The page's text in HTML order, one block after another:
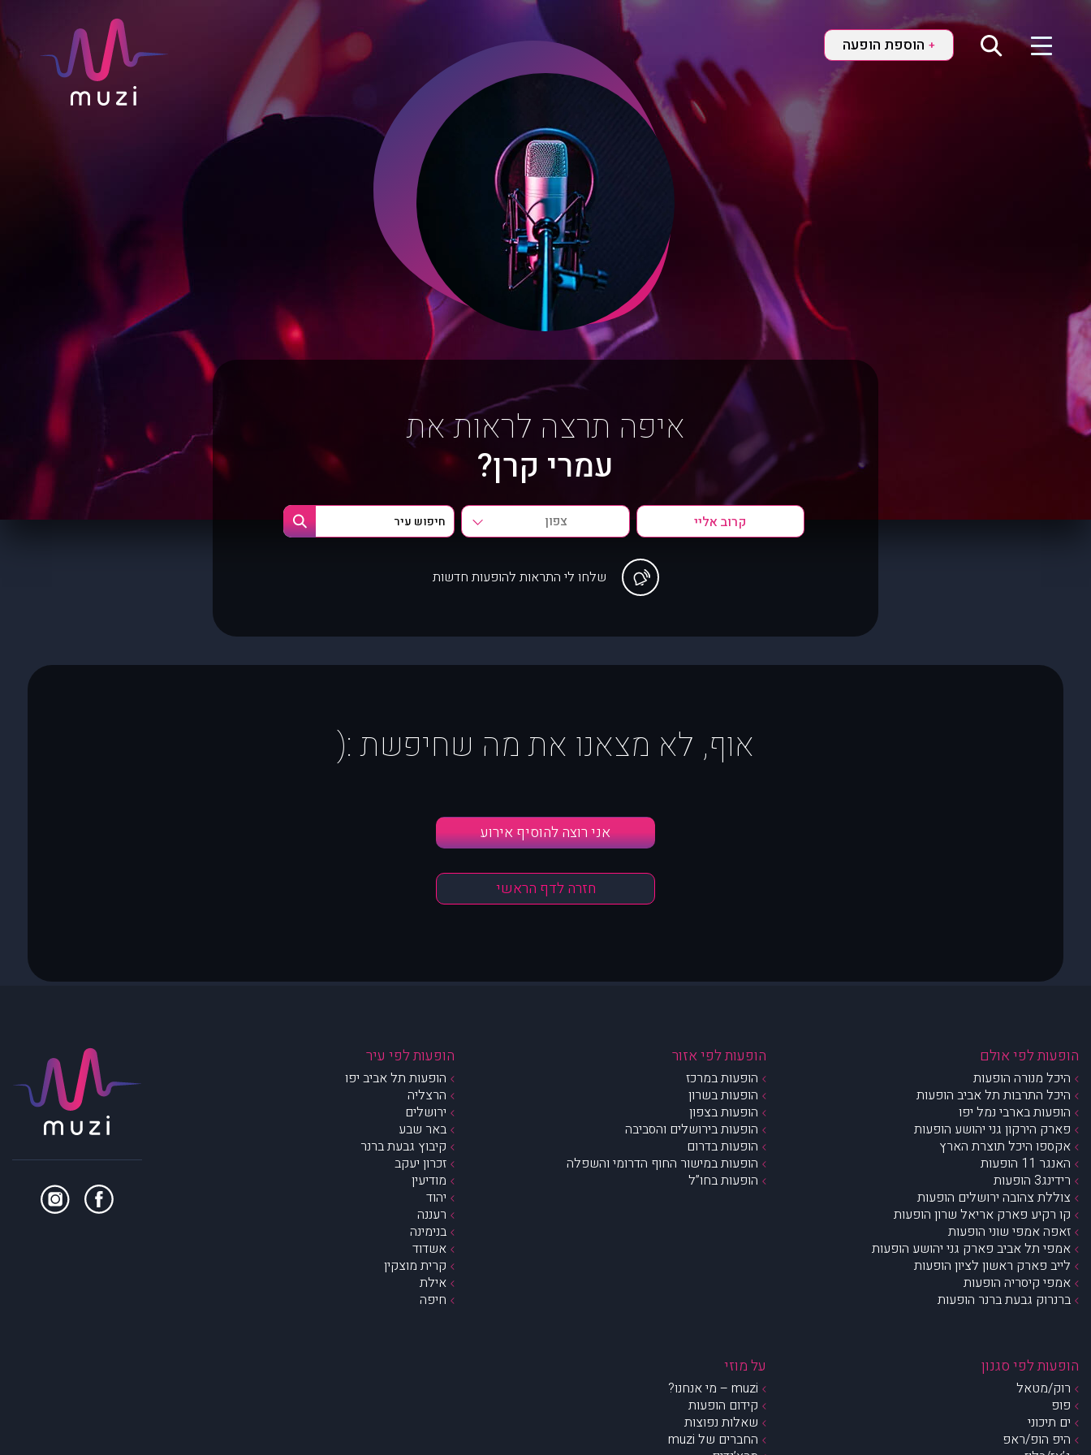
+ הוספת הופעה
איפה תרצה לראות את
עמרי קרן?
צפון
שלחו לי התראות להופעות חדשות
אוף, לא מצאנו את מה שחיפשת :(
אני רוצה להוסיף אירוע
חזרה לדף הראשי
הופעות לפי אולם
היכל מנורה הופעות
היכל התרבות תל אביב הופעות
הופעות בארבי נמל יפו
פארק הירקון גני יהושע הופעות
אקספו היכל תוצרת הארץ
האנגר 11 הופעות
רידינג3 הופעות
צוללת צהובה ירושלים הופעות
קו רקיע פארק אריאל שרון הופעות
זאפה אמפי שוני הופעות
אמפי תל אביב פארק גני יהושע הופעות
לייב פארק ראשון לציון הופעות
אמפי קיסריה הופעות
ברנרוק גבעת ברנר הופעות
הופעות לפי אזור
הופעות במרכז
הופעות בשרון
הופעות בצפון
הופעות בירושלים והסביבה
הופעות בדרום
הופעות במישור החוף הדרומי והשפלה
הופעות בחו”ל
הופעות לפי עיר
הופעות תל אביב יפו
הרצליה
ירושלים
באר שבע
קיבוץ גבעת ברנר
זכרון יעקב
מודיעין
יהוד
רעננה
בנימינה
אשדוד
קרית מוצקין
אילת
חיפה
הופעות לפי סגנון
רוק/מטאל
פופ
ים תיכוני
היפ הופ/ראפ
על מוזי
muzi – מי אנחנו?
קידום הופעות
שאלות נפוצות
החברים של muzi